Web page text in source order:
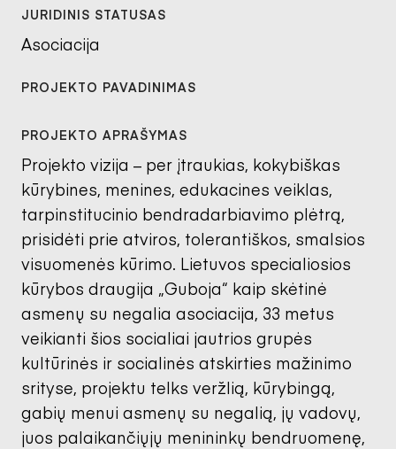
Asociacija
Projekto vizija – per įtraukias, kokybiškas
kūrybines, menines, edukacines veiklas,
tarpinstitucinio bendradarbiavimo plėtrą,
prisidėti prie atviros, tolerantiškos, smalsios
visuomenės kūrimo. Lietuvos specialiosios
kūrybos draugija „Guboja“ kaip skėtinė
asmenų su negalia asociacija, 33 metus
veikianti šios socialiai jautrios grupės
kultūrinės ir socialinės atskirties mažinimo
srityse, projektu telks veržlią, kūrybingą,
gabių menui asmenų su negalią, jų vadovų,
juos palaikančiųjų menininkų bendruomenę,